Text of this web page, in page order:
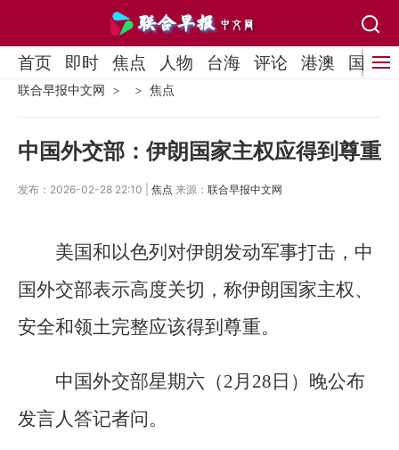
首页 即时 焦点 人物 台海 评论 港澳 国际
联合早报中文网 焦点
中国外交部：伊朗国家主权应得到尊重
发布：2026-02-28 22:10 | 焦点 来源： 联合早报中文网
美国和以色列对伊朗发动军事打击，中
国外交部表示高度关切，称伊朗国家主权、
安全和领土完整应该得到尊重。
中国外交部星期六（2月28日）晚公布
发言人答记者问。